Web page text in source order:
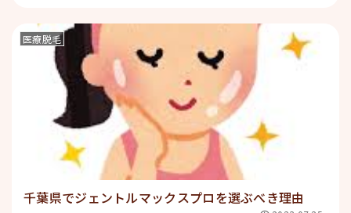
医療脱毛
千葉県でジェントルマックスプロを選ぶべき理由